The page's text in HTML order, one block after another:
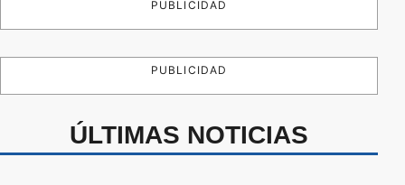
PUBLICIDAD
PUBLICIDAD
ÚLTIMAS NOTICIAS